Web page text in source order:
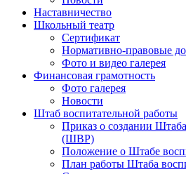
Наставничество
Школьный театр
Сертификат
Нормативно-правовые
Фото и видео галерея
Финансовая грамотность
Фото галерея
Новости
Штаб воспитательной работы
Приказ о создании
(ШВР)
Положение о Штабе
План работы Штаба